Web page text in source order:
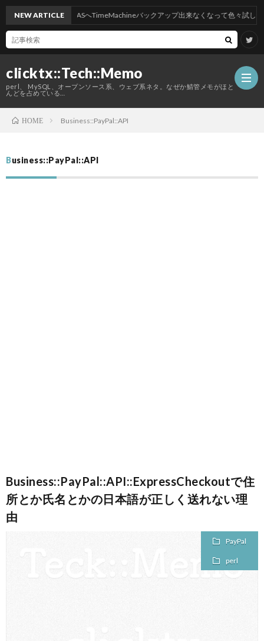
clicktx::Tech::Memo
perl、 MySQL、オープンソース系、ウェブ系ネタ。なぜか鯖管メモがほと
んどを占めている…
NEW ARTICLE
にしたらNASへTimeMachineバックアップ出来なくなって色々試したけど神
HOME Business::PayPal::API
Business::PayPal::API
Business::PayPal::API::ExpressCheckoutで住
所とか氏名とかの日本語が正しく送れない理
由
PayPal
perl